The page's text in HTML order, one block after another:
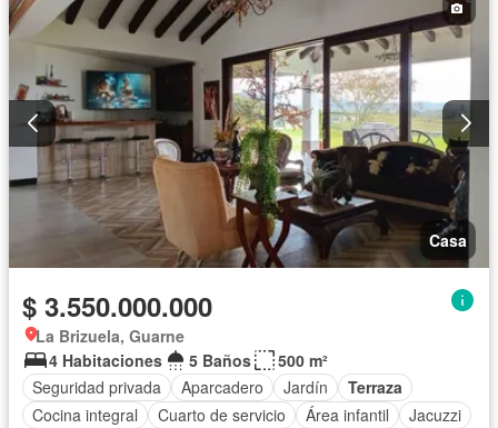
Casa
$ 3.550.000.000
La Brizuela, Guarne
4 Habitaciones
5 Baños
500 m²
Seguridad privada
Aparcadero Jardín
Terraza
Cocina integral
Cuarto de servicio Área infantil
Jacuzzi